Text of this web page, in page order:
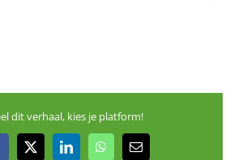
dit verhaal, kies je platform!
X LinkedInWhatsApp
E-